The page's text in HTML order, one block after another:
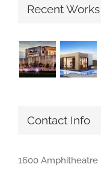
Recent Works
Contact Info
1600 Amphitheatre